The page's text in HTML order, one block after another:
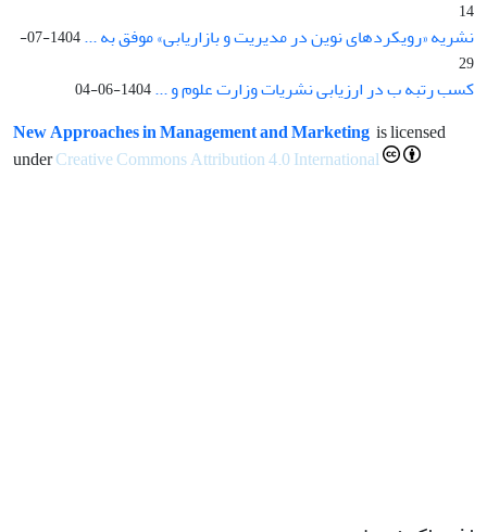
14
نشریه «رویکردهای نوین در مدیریت و بازاریابی» موفق به ...
1404-07-
29
کسب رتبه ب در ارزیابی نشریات وزارت علوم و ...1404-06-04
New Approaches in Management and Marketing is licensed
underCreative Commons Attribution 4.0 International